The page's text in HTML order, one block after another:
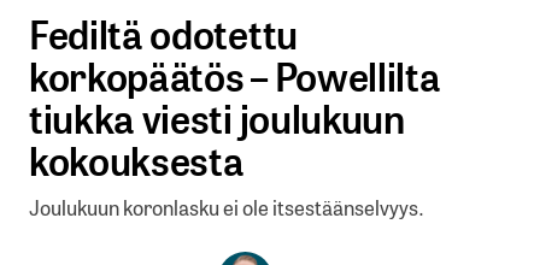
Fediltä odotettu
korkopäätös – Powellilta
tiukka viesti joulukuun
kokouksesta
Joulukuun koronlasku ei ole itsestäänselvyys.